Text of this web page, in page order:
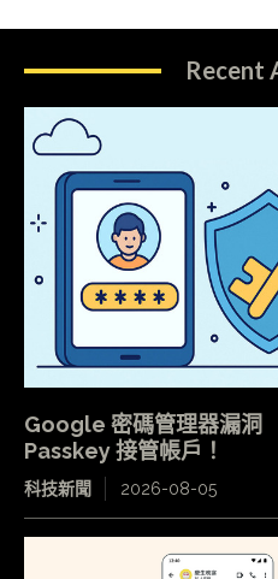
Recent
Google 密碼管理器漏洞
Passkey 接管帳戶！
科技新聞 2026-08-05